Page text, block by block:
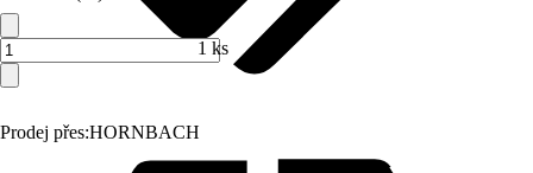
Prodej přes:HORNBACH
1 ks